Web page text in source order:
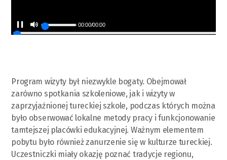
00:00/00:00
Program wizyty był niezwykle bogaty. Obejmował
zarówno spotkania szkoleniowe, jak i wizyty w
zaprzyjaźnionej tureckiej szkole, podczas których można
było obserwować lokalne metody pracy i funkcjonowanie
tamtejszej placówki edukacyjnej. Ważnym elementem
pobytu było również zanurzenie się w kulturze tureckiej.
Uczestniczki miały okazję poznać tradycje regionu,